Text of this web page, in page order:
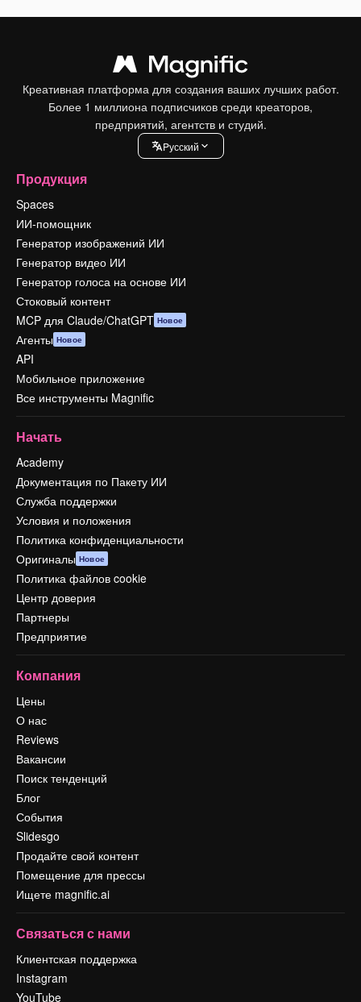
Креативная платформа для создания ваших лучших работ.
Более 1 миллиона подписчиков среди креаторов,
предприятий, агентств и студий.
Pусский
Продукция
Spaces
ИИ-помощник
Генератор изображений ИИ
Генератор видео ИИ
Генератор голоса на основе ИИ
Стоковый контент
MCP для Claude/ChatGPT Новое
Агенты Новое
API
Мобильное приложение
Все инструменты Magnific
Начать
Academy
Документация по Пакету ИИ
Служба поддержки
Условия и положения
Политика конфиденциальности
Оригиналы Новое
Политика файлов cookie
Центр доверия
Партнеры
Предприятие
Компания
Цены
О нас
Reviews
Вакансии
Поиск тенденций
Блог
События
Slidesgo
Продайте свой контент
Помещение для прессы
Ищете magnific.ai
Связаться с нами
Клиентская поддержка
Instagram
YouTube